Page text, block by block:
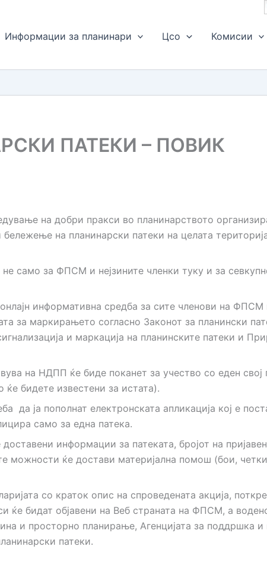
Информации за планинари Цсо Комисии
ПАТЕКИ – ПОВИК
на добри пракси во планинарството
на планинарски патеки на целата
само за ФПСМ и нејзините членки туку и за
информативна средба за сите членови на ФПСМ
за маркирањето согласно Законот за планински
и маркација на планинските патеки и
на НДПП ќе биде поканет за учество со еден свој
бидете известени за истата).
ја пополнат електронската апликација кој е
само за една патека.
информации за патеката, бројот на
можности ќе достави материјална помош (бои,
со краток опис на спроведената акција,
бидат објавени на Веб страната на ФПСМ, а
и просторно планирање, Агенцијата за поддршка и
патеки.